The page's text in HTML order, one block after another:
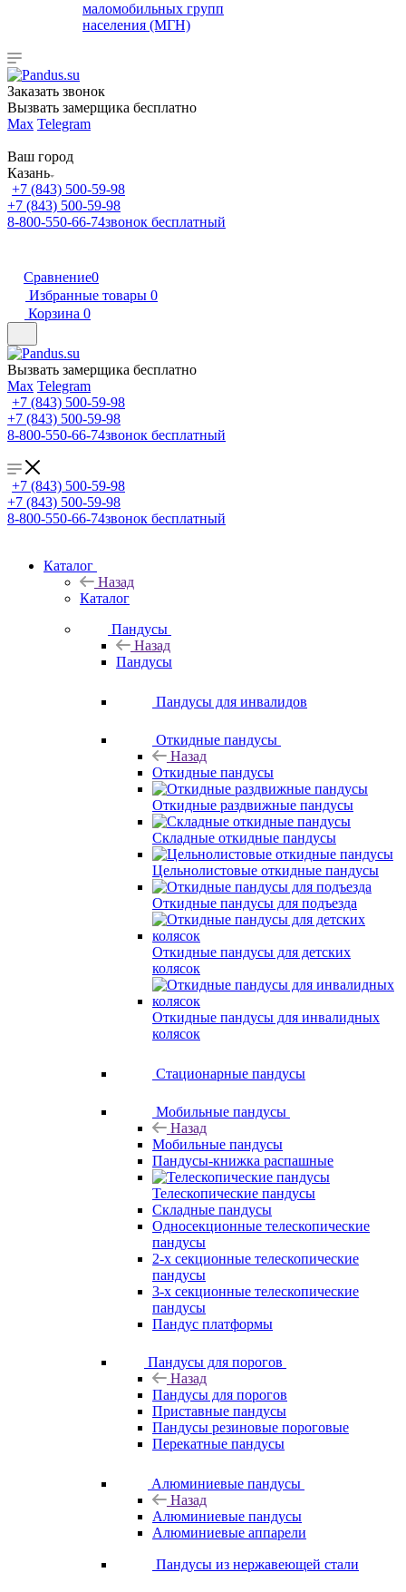
маломобильных групп
населения (МГН)
Заказать звонок
Вызвать замерщика бесплатно
Max Telegram
Ваш город
Казань
+7 (843) 500-59-98
+7 (843) 500-59-98
8-800-550-66-74звонок бесплатный
Сравнение0
Избранные товары 0
Корзина 0
Вызвать замерщика бесплатно
Max Telegram
+7 (843) 500-59-98
+7 (843) 500-59-98
8-800-550-66-74звонок бесплатный
+7 (843) 500-59-98
+7 (843) 500-59-98
8-800-550-66-74звонок бесплатный
Каталог
Назад
Каталог
Пандусы
Назад
Пандусы
Пандусы для инвалидов
Откидные пандусы
Назад
Откидные пандусы
Откидные раздвижные пандусы
Складные откидные пандусы
Цельнолистовые откидные пандусы
Откидные пандусы для подъезда
Откидные пандусы для детских
колясок
Откидные пандусы для инвалидных
колясок
Стационарные пандусы
Мобильные пандусы
Назад
Мобильные пандусы
Пандусы-книжка распашные
Телескопические пандусы
Складные пандусы
Односекционные телескопические
пандусы
2-х секционные телескопические
пандусы
3-х секционные телескопические
пандусы
Пандус платформы
Пандусы для порогов
Назад
Пандусы для порогов
Приставные пандусы
Пандусы резиновые пороговые
Перекатные пандусы
Алюминиевые пандусы
Назад
Алюминиевые пандусы
Алюминиевые аппарели
Пандусы из нержавеющей стали